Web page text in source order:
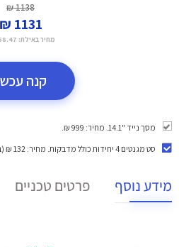
1138 ₪
1131 ₪
מחיר באילת: ₪
קנה
מסך נייד "14.1. מחיר: 999 ₪.
סט מגנטים 4 יחידות כולל מדבקות
. מחיר: 132 ₪ (במקום 139 ₪).
מידע נוסף פרטים טכניים